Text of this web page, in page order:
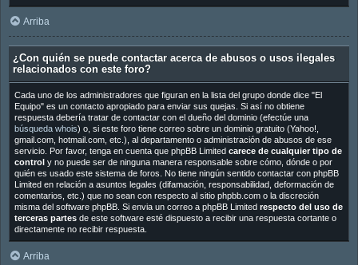
Arriba
¿Con quién se puede contactar acerca de abusos o usos ilegales
relacionados con este foro?
Cada uno de los administradores que figuran en la lista del grupo donde dice "El
Equipo" es un contacto apropiado para enviar sus quejas. Si así no obtiene
respuesta debería tratar de contactar con el dueño del dominio (efectúe una
búsqueda whois) o, si este foro tiene correo sobre un dominio gratuito (Yahoo!,
gmail.com, hotmail.com, etc.), al departamento o administración de abusos de ese
servicio. Por favor, tenga en cuenta que phpBB Limited carece de cualquier tipo de
controly no puede ser de ninguna manera responsable sobre cómo, dónde o por
quién es usado este sistema de foros. No tiene ningún sentido contactar con phpBB
Limited en relación a asuntos legales (difamación, responsabilidad, deformación de
comentarios, etc.) que no sean con respecto al sitio phpbb.com o la discreción
misma del software phpBB. Si envia un correo a phpBB Limited respecto del uso de
terceras partesde este software esté dispuesto a recibir una respuesta cortante o
directamente no recibir respuesta.
Arriba